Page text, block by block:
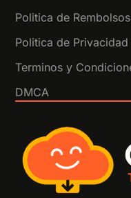
Politica de Rembolsos
Politica de Privacidad
Terminos y
DMCA